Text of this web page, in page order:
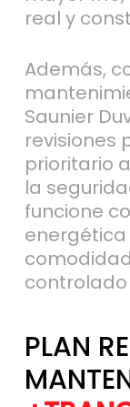
Además,
Saunier
revisiones
prioritario
la
funcione
energética
controlado